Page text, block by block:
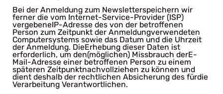
Bei der Anmeldung zum Newsletterspeichern wir
ferner die vom Internet-Service-Provider (ISP)
vergebeneIP-Adresse des von der betroffenen
Person zum Zeitpunkt der Anmeldungverwendeten
Computersystems sowie das Datum und die Uhrzeit
der Anmeldung. DieErhebung dieser Daten ist
erforderlich, um den(möglichen) Missbrauch derE-
Mail-Adresse einer betroffenen Person zu einem
späteren Zeitpunktnachvollziehen zu können und
dient deshalb der rechtlichen Absicherung des fürdie
Verarbeitung Verantwortlichen.